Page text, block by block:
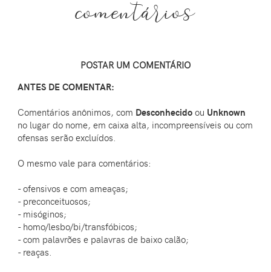
POSTAR UM COMENTÁRIO
ANTES DE COMENTAR:
Comentários anônimos, com Desconhecido ou Unknown
no lugar do nome, em caixa alta, incompreensíveis ou com
ofensas serão excluídos.
O mesmo vale para comentários:
- ofensivos e com ameaças;
- preconceituosos;
- misóginos;
- homo/lesbo/bi/transfóbicos;
- com palavrões e palavras de baixo calão;
- reaças.